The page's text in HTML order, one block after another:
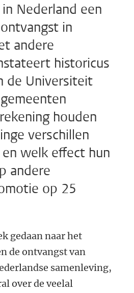
Nederland een
in
andere
historicus
de Universiteit
houden
verschillen
welk effect hun
andere
op 25
gedaan naar het
de ontvangst van
samenleving,
over de veelal